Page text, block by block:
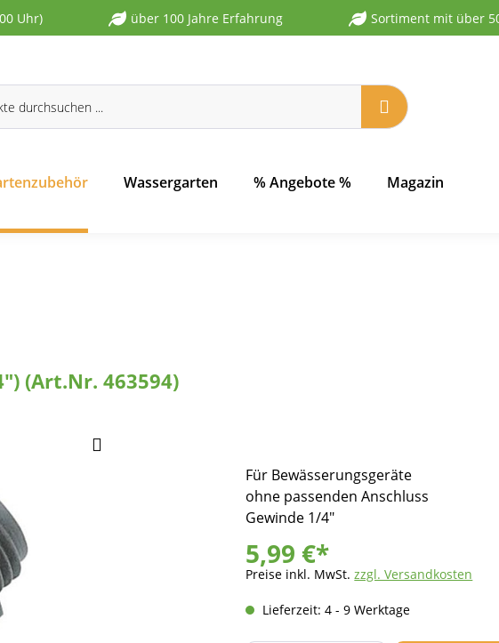
Uhr) über 100 Jahre Erfahrung Sortiment mit über
Wassergarten % Angebote % Magazin
(Art.Nr. 463594)
Für Bewässerungsgeräte
ohne passenden Anschluss
Gewinde 1/4"
5,99 €*
Preise inkl. MwSt.zzgl. Versandkosten
Lieferzeit: 4 - 9 Werktage